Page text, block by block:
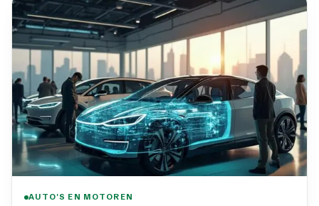
AUTO'S EN MOTOREN